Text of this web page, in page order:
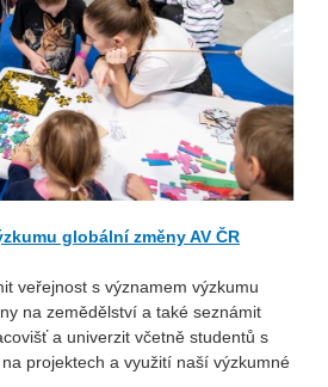
globální změny AV ČR
veřejnost s významem výzkumu
na zemědělství a také seznámit
a univerzit včetně studentů s
projektech a využití naší výzkumné